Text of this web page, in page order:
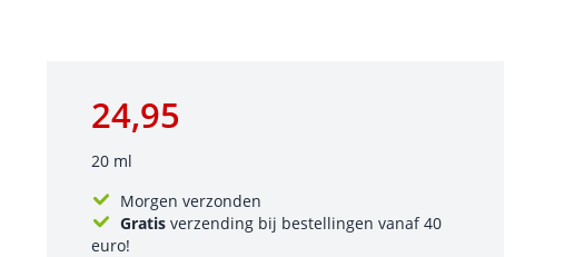
24,95
20 ml
Morgen verzonden
Gratis verzending bij bestellingen vanaf 40
euro!